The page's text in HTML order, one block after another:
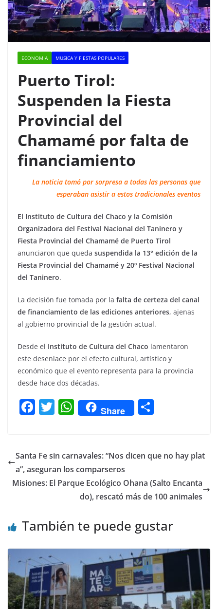
ECONOMIA MUSICA Y FIESTAS POPULARES
Puerto Tirol:
Suspenden la Fiesta
Provincial del
Chamamé por falta de
financiamiento
La noticia tomó por sorpresa a todas las personas que
esperaban asistir a estos tradicionales eventos
El Instituto de Cultura del Chaco y la Comisión
Organizadora del Festival Nacional del Taninero y
Fiesta Provincial del Chamamé de Puerto Tirol
anunciaron que queda suspendida la 13° edición de la
Fiesta Provincial del Chamamé y 20º Festival Nacional
del Taninero.
La decisión fue tomada por la falta de certeza del canal
de financiamiento de las ediciones anteriores, ajenas
al gobierno provincial de la gestión actual.
Desde el Instituto de Cultura del Chaco lamentaron
este desenlace por el efecto cultural, artístico y
económico que el evento representa para la provincia
desde hace dos décadas.
F
e
b
o
T
er
W
h
s
A
p
p
Share
p
tir
Santa Fe sin carnavales: “Nos dicen que no hay plat
a”, aseguran los comparseros
Misiones: El Parque Ecológico Ohana (Salto Encanta
do), rescató más de 100 animales
También te puede gustar